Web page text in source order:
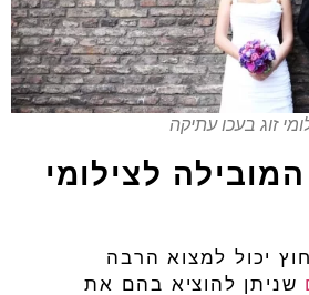
זוג בעכו עתיקה
לצילומי
יכול למצוא הרבה
שניתן להוציא בהם את